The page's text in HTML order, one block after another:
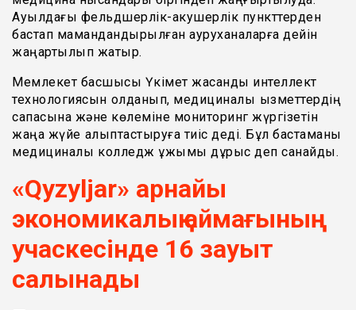
Ауылдағы фельдшерлік-акушерлік пункттерден
бастап мамандандырылған ауруханаларға дейін
жаңартылып жатыр.
Мемлекет басшысы Үкімет жасанды интеллект
технологиясын қолданып, медициналық қызметтердің
сапасына және көлеміне мониторинг жүргізетін
жаңа жүйе қалыптастыруға тиіс деді. Бұл бастаманы
медициналық колледж ұжымы дұрыс деп санайды.
«Qyzyljar» арнайы
экономикалық аймағының
учаскесінде 16 зауыт
салынады